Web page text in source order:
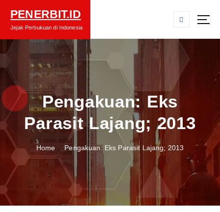
p
n
n
PENERBIT.ID
Jejak Perbukuan di Indonesia
Pengakuan: Eks
Parasit Lajang; 2013
Home Pengakuan: Eks Parasit Lajang; 2013